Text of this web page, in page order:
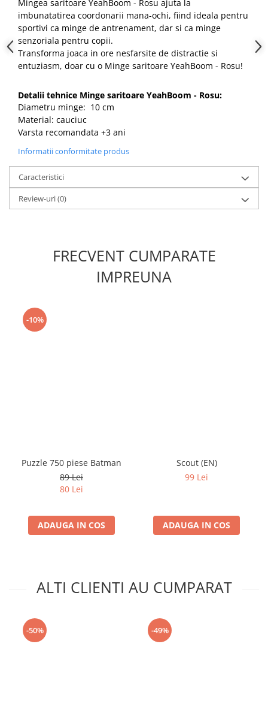
Mingea saritoare YeahBoom - Rosu ajuta la
imbunatatirea coordonarii mana-ochi, fiind ideala pentru
sportivi ca minge de antrenament, dar si ca minge
senzoriala pentru copii.
Transforma joaca in ore nesfarsite de distractie si
entuziasm, doar cu o Minge saritoare YeahBoom - Rosu!
Detalii tehnice Minge saritoare YeahBoom - Rosu:
Diametru minge: 10 cm
Material: cauciuc
Varsta recomandata +3 ani
Informatii conformitate produs
Caracteristici
Review-uri(0)
FRECVENT CUMPARATE
IMPREUNA
-10%
Puzzle 750 piese Batman
89 Lei
80 Lei
ADAUGA IN COS
Scout (EN)
99 Lei
ADAUGA IN COS
ALTI CLIENTI AU CUMPARAT
-50% -49%